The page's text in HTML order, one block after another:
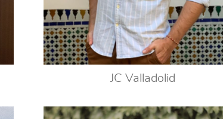
JC Valladolid